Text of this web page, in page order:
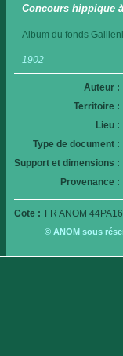
Concours hippique
Album du fonds
1902
Auteur :
Territoire :
Lieu :
Type de document :
Support et dimensions :
Provenance :
Cote : FR ANOM
© ANOM sous